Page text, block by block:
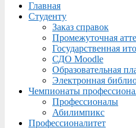
Menu
Главная
Студенту
Заказ справок
Промежуточная
Государственная
СДО Moodle
Образовательная
Электронная
Чемпионаты
Профессионалы
Абилимпикс
Профессионалитет